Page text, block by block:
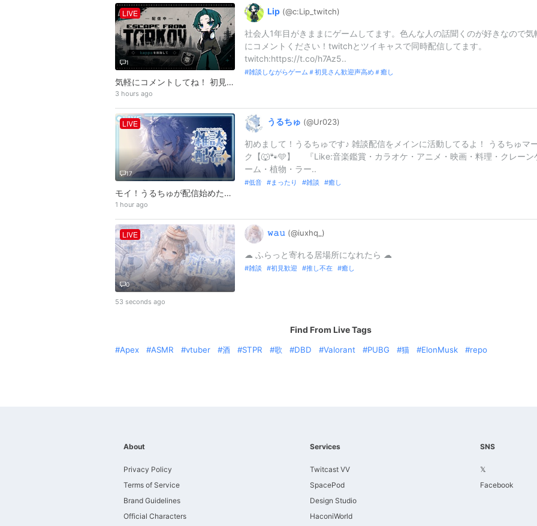
LIVE
1
気軽にコメントしてね！ 初見さん歓迎！みんなで話そ！
3 hours ago
Lip (@c:Lip_ twitch)
社会人1年目がきままにゲームしてます。色んな人の話聞くのが好きなので気
にコメントください！twitchとツイキャスで同時配信してます。
twitch:https://t.co/h7Az5..
雑談しながらゲーム＃初見さん歓迎声高め＃癒し
LIVE
17
モイ！うるちゅが配信始めたよ♪
1 hour ago
うるちゅ (@Ur023)
初めまして！うるちゅです♪ 雑談配信をメインに活動してるよ！ うるちゅマ
ク【🐺🐾🩵】 『Like:音楽鑑賞・カラオケ・アニメ・映画・料理・クレーン
ーム・植物・ラー..
低音 まったり 雑談 癒し
LIVE
0
53 seconds ago
𝚠𝚊𝚞 (@iuxhq_ )
︎︎☁ ふらっと寄れる居場所になれたら ︎︎☁
雑談 初見歓迎 推し不在 癒し
Find From Live Tags
Apex ASMR vtuber 酒 STPR 歌 DBD Valorant PUBG 猫 ElonMusk repo
About
Privacy Policy
Terms of Service
Brand Guidelines
Official Characters
Services
Twitcast VV
SpacePod
Design Studio
HaconiWorld
SNS
𝕏
Facebook